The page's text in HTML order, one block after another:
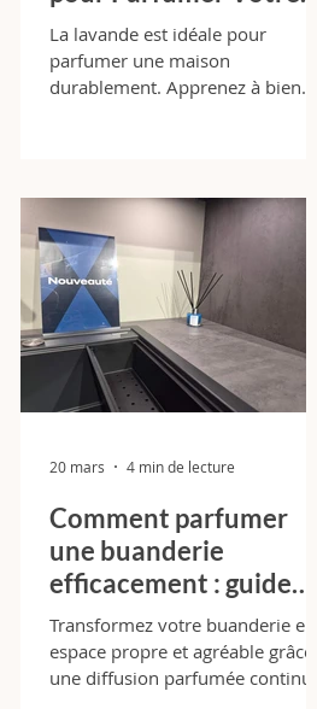
Maison Durablement
La lavande est idéale pour
parfumer une maison
durablement. Apprenez à bien
Comment parfumer
une buanderie
efficacement : guide
expert complet + cas
réel Ixina Bordeaux Lac
Transformez votre buanderie en
espace propre et agréable grâce à
une diffusion parfumée continue.
20 mars 4 min de lecture